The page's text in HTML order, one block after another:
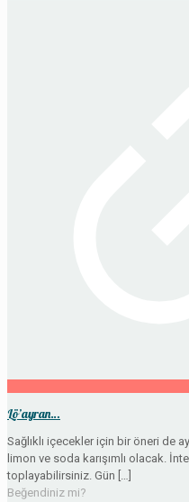
Lö’ayran…
Sağlıklı içecekler için bir öneri de
limon ve soda karışımlı olacak.
toplayabilirsiniz. Gün […]
Beğendiniz mi?